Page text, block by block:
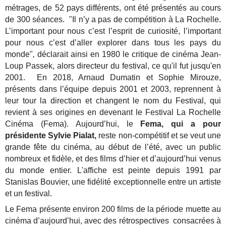
métrages, de 52 pays différents, ont été présentés au cours
de 300 séances. "Il n’y a pas de compétition à La Rochelle.
L’important pour nous c’est l’esprit de curiosité, l’important
pour nous c’est d’aller explorer dans tous les pays du
monde",déclarait ainsi en 1980 le critique de cinéma Jean-
Loup Passek, alors directeur du festival, ce qu'il fut jusqu'en
2001.
En 2018, Arnaud Dumatin et Sophie Mirouze,
présents dans l’équipe depuis 2001 et 2003, reprennent à
leur tour la direction et changent le nom du Festival, qui
revient à ses origines en devenant le Festival La Rochelle
Cinéma (Fema). Aujourd’hui, le
Fema, qui a pour
présidente Sylvie Pialat, reste non-compétitif et se veut une
grande fête du cinéma, au début de l’été, avec un public
nombreux et fidèle, et des films d’hier et d’aujourd’hui venus
du monde entier. L'affiche est peinte depuis 1991 par
Stanislas Bouvier, une fidélité exceptionnelle entre un artiste
et un festival.
Le Fema présente environ 200 films de la période muette au
cinéma d’aujourd’hui, avec des rétrospectives consacrées à